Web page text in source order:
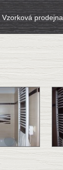
Vzorková prodejna